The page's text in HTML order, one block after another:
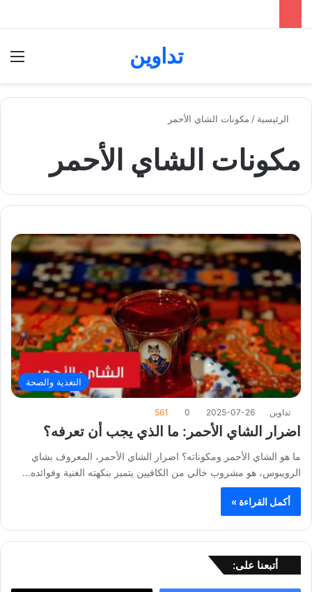
تداوين
الرئيسية / مكونات الشاي الأحمر
مكونات الشاي الأحمر
التغذية والصحة
تداوين 2025-07-26
0
561
اضرار الشاي الأحمر: ما الذي يجب أن تعرفه؟
ما هو الشاي الأحمر ومكوناته؟ اضرار الشاي الأحمر، المعروف بشاي
الرويبوس، هو مشروب خالي من الكافيين يتميز بنكهته الغنية وفوائده…
أكمل القراءة »
أتبعنا على: